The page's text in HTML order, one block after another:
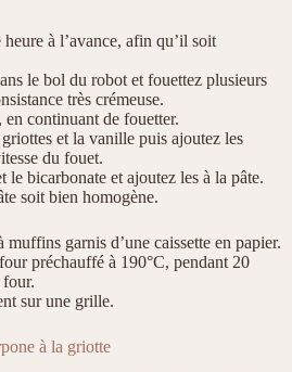
à l’avance, afin qu’il soit
le bol du robot et fouettez plusieurs
très crémeuse.
continuant de fouetter.
et la vanille puis ajoutez les
du fouet.
le bicarbonate et ajoutez les à la pâte.
soit bien homogène.
muffins garnis d’une caissette en papier.
préchauffé à 190°C, pendant 20
sur une grille.
à la griotte